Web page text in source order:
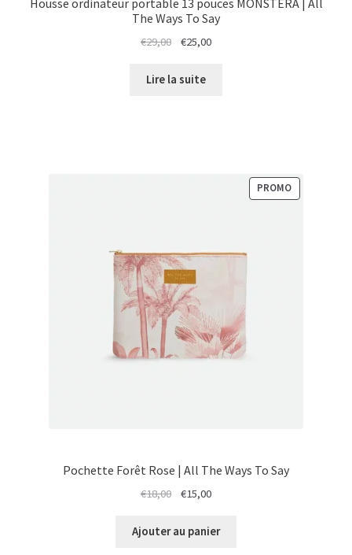
Housse ordinateur portable 13 pouces MONSTERA | All
The Ways To Say
€29,00
Le
initial
€25,00Le
Lire la suite
PROMOPRODUIT
EN
Pochette Forêt Rose | All The Ways To Say
€18,00
Le
initial
€15,00Le
actuel
Ajouter au panier